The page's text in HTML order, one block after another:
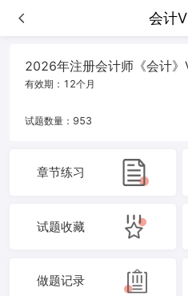
会计
会计VIP
2026年注册会计师《会计》
有效期： 12个月
试题数量： 953
章节练习
试题收藏
做题记录